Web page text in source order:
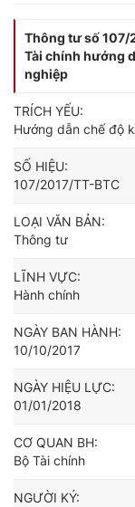
Thông tư số 107/
Tài chính hướng
nghiệp
TRÍCH YẾU:
Hướng dẫn chế độ
SỐ HIỆU:
107/2017/TT-BTC
LOẠI VĂN BẢN:
Thông tư
LĨNH VỰC:
Hành chính
NGÀY BAN HÀNH:
10/10/2017
NGÀY HIỆU LỰC:
01/01/2018
CƠ QUAN BH:
Bộ Tài chính
NGƯỜI KÝ: